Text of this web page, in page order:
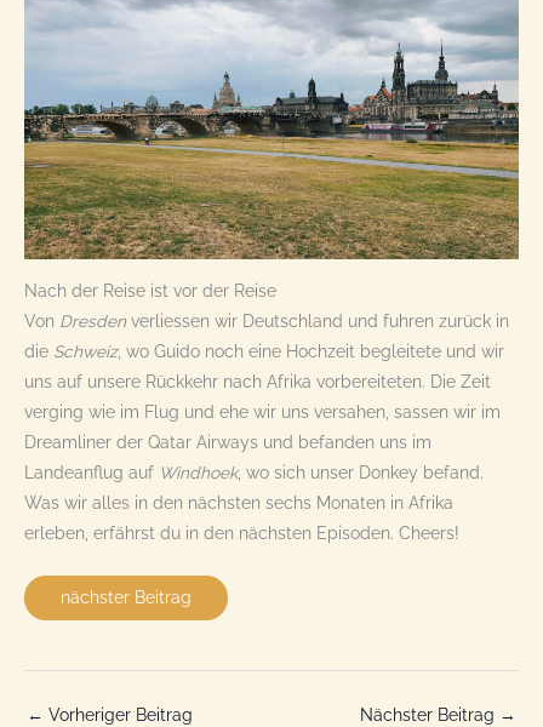
Nach der Reise ist vor der Reise
Von Dresdenverliessen wir Deutschland und fuhren zurück in
die Schweiz, wo Guido noch eine Hochzeit begleitete und wir
uns auf unsere Rückkehr nach Afrika vorbereiteten. Die Zeit
verging wie im Flug und ehe wir uns versahen, sassen wir im
Dreamliner der Qatar Airways und befanden uns im
Landeanflug auf Windhoek, wo sich unser Donkey befand.
Was wir alles in den nächsten sechs Monaten in Afrika
erleben, erfährst du in den nächsten Episoden. Cheers!
nächster Beitrag
← Vorheriger Beitrag Nächster Beitrag →